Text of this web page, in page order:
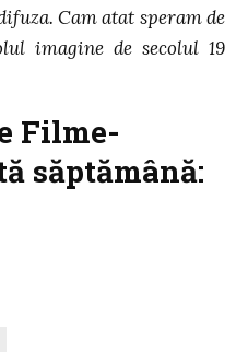
Cam atat speram de
imagine de secolul 19
Filme-
săptămână: